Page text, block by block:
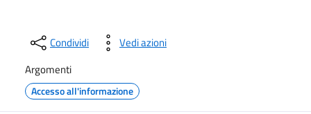
Condividi
Vedi azioni
Argomenti
Accesso all'informazione